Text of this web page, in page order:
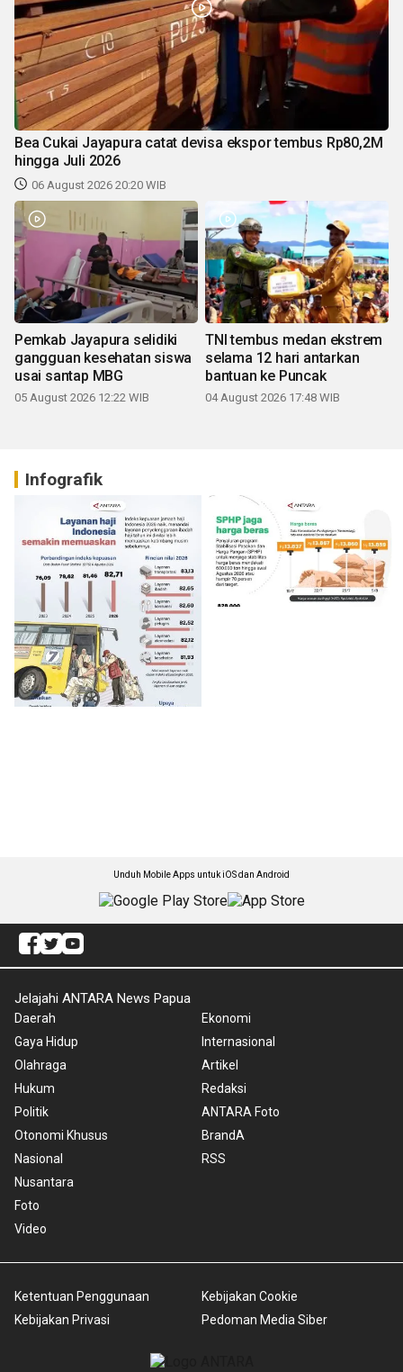
Bea Cukai Jayapura catat devisa ekspor tembus Rp80,2M
hingga Juli 2026
06 August 2026 20:20 WIB
Pemkab Jayapura selidiki
gangguan kesehatan siswa
usai santap MBG
05 August 2026 12:22 WIB
TNI tembus medan ekstrem
selama 12 hari antarkan
bantuan ke Puncak
04 August 2026 17:48 WIB
Infografik
Unduh Mobile Apps untuk iOS dan Android
Jelajahi ANTARA News Papua
Daerah
Gaya Hidup
Olahraga
Hukum
Politik
Otonomi Khusus
Nasional
Nusantara
Foto
Video
Ekonomi
Internasional
Artikel
Redaksi
ANTARA Foto
BrandA
RSS
Ketentuan Penggunaan
Kebijakan Privasi
Kebijakan Cookie
Pedoman Media Siber